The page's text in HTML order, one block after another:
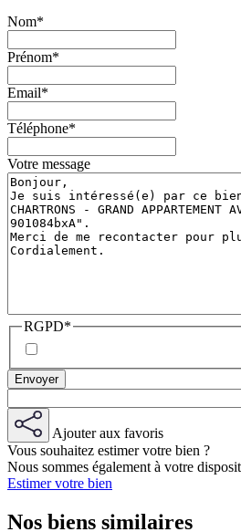
Nom*
Prénom*
Email*
Téléphone*
Votre message
RGPD*
Ajouter aux favoris
Vous souhaitez estimer votre bien ?
Nous sommes également à votre
Estimer votre bien
Nos biens similaires